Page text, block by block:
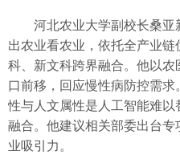
河北农业大学副校长桑亚
出农业看农业，依托全产业
科、新文科跨界融合。他以
口前移，回应慢性病防控需
性与人文属性是人工智能难以
融合。他建议相关部委出台
业吸引力。